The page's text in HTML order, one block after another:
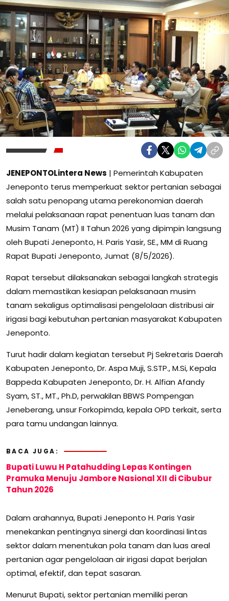
JENEPONTOLintera News | Pemerintah Kabupaten
Jeneponto terus memperkuat sektor pertanian sebagai
salah satu penopang utama perekonomian daerah
melalui pelaksanaan rapat penentuan luas tanam dan
Musim Tanam (MT) II Tahun 2026 yang dipimpin langsung
oleh Bupati Jeneponto, H. Paris Yasir, SE., MM di Ruang
Rapat Bupati Jeneponto, Jumat (8/5/2026).
Rapat tersebut dilaksanakan sebagai langkah strategis
dalam memastikan kesiapan pelaksanaan musim
tanam sekaligus optimalisasi pengelolaan distribusi air
irigasi bagi kebutuhan pertanian masyarakat Kabupaten
Jeneponto.
Turut hadir dalam kegiatan tersebut Pj Sekretaris Daerah
Kabupaten Jeneponto, Dr. Aspa Muji, S.STP., M.Si, Kepala
Bappeda Kabupaten Jeneponto, Dr. H. Alfian Afandy
Syam, ST., MT., Ph.D, perwakilan BBWS Pompengan
Jeneberang, unsur Forkopimda, kepala OPD terkait, serta
para tamu undangan lainnya.
BACA JUGA:
Bupati Luwu H Patahudding Lepas Kontingen
Pramuka Menuju Jambore Nasional XII di Cibubur
Tahun 2026
Dalam arahannya, Bupati Jeneponto H. Paris Yasir
menekankan pentingnya sinergi dan koordinasi lintas
sektor dalam menentukan pola tanam dan luas areal
pertanian agar pengelolaan air irigasi dapat berjalan
optimal, efektif, dan tepat sasaran.
Menurut Bupati, sektor pertanian memiliki peran